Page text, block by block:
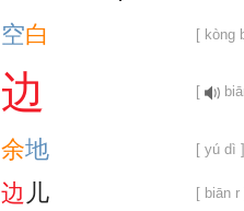
空白 [ kòng
边 [
余地 [ yú dì ]
边 儿 [ biān r